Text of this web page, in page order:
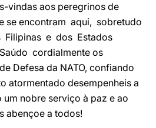
vindas aos peregrinos de
se encontram aqui, sobretudo
Filipinas e dos Estados
cordialmente os
Defesa da NATO, confiando
atormentado desempenheis a
nobre serviço à paz e ao
abençoe a todos!